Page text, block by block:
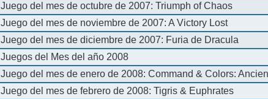
Juego del mes de octubre de 2007: Triumph of Chaos
Juego del mes de noviembre de 2007: A Victory Lost
Juego del mes de diciembre de 2007: Furia de Dracula
Juegos del Mes del año 2008
Juego del mes de enero de 2008: Command & Colors:
Juego del mes de febrero de 2008: Tigris & Euphrates